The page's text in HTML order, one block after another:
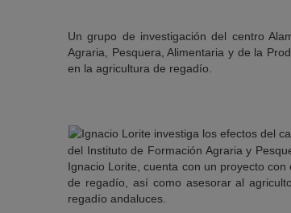
Un grupo de investigación del centro
Agraria, Pesquera, Alimentaria y de la
en la agricultura de regadío.
del Instituto de Formación Agraria y
Ignacio Lorite, cuenta con un proyecto
de regadío, así como asesorar al
regadío andaluces.